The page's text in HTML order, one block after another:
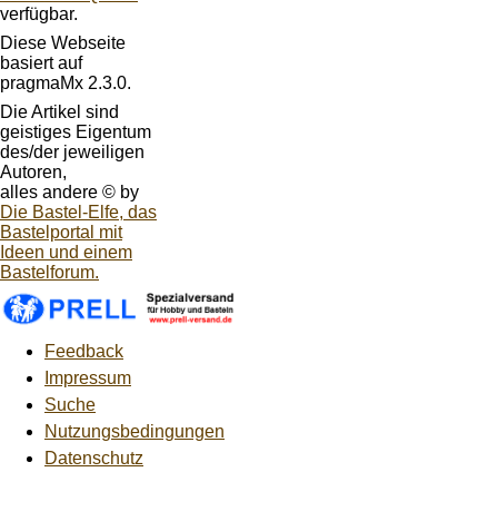
verfügbar.
Diese Webseite
basiert auf
pragmaMx 2.3.0.
Die Artikel sind
geistiges Eigentum
des/der jeweiligen
Autoren,
alles andere © by
Die Bastel-Elfe, das
Bastelportal mit
Ideen und einem
Bastelforum.
Feedback
Impressum
Suche
Nutzungsbedingungen
Datenschutz